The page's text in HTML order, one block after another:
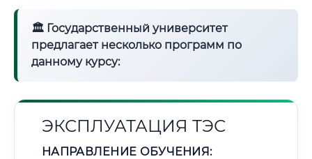
🏛 Государственный университет
предлагает несколько программ по
данному курсу:
ЭКСПЛУАТАЦИЯ ТЭС
НАПРАВЛЕНИЕ ОБУЧЕНИЯ: